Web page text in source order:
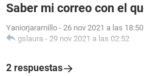
Saber mi correo con el
Yaniorjaramillo - 26 nov 2021 a las 18:50
gslaura - 29 nov 2021 a las 02:52
2 respuestas